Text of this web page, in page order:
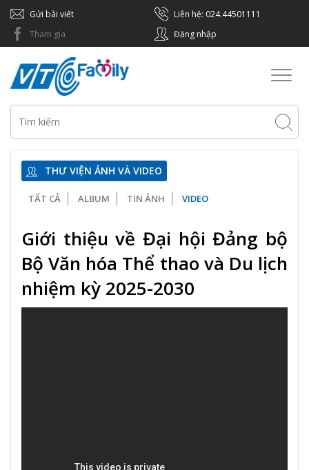
Gửi bài viết
Liên hệ: 024.44501111
Tham gia
Đăng nhập
THƯ VIỆN ẢNH VÀ VIDEO
TẤT CẢ ALBUM TIN ẢNH VIDEO
Giới thiệu về Đại hội Đảng bộ
Bộ Văn hóa Thể thao và Du lịch
nhiệm kỳ 2025-2030